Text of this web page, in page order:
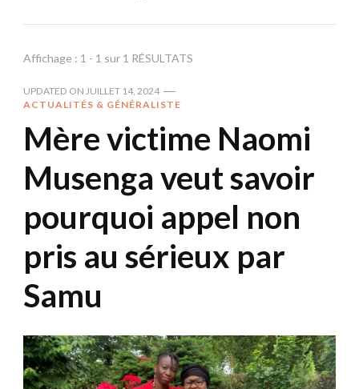
Affichage : 1 - 1 sur 1 RÉSULTATS
UPDATED ON JUILLET 14, 2024
ACTUALITÉS & GÉNÉRALISTE
Mère victime Naomi
Musenga veut savoir
pourquoi appel non
pris au sérieux par
Samu